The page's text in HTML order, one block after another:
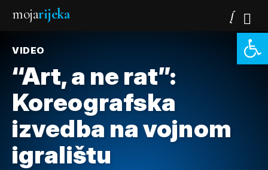
mojarijeka
VIDEO
“Art, a ne rat”:
Koreografska
izvedba na vojnom
igralištu